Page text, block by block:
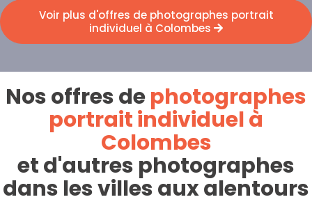
Voir plus d'offres de photographes portrait
individuel à Colombes
Nos offres dephotographes
portrait individuel à
Colombes
et d'autres photographes
dans les villes aux alentours